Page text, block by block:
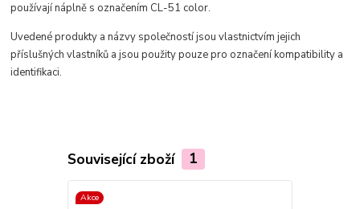
používají náplně s označením CL-51 color.
Uvedené produkty a názvy společností jsou vlastnictvím jejich
příslušných vlastníků a jsou použity pouze pro označení kompatibility a
identifikaci.
Související zboží 1
Akce